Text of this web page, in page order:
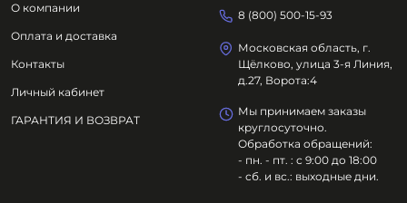
О компании
Оплата и доставка
Контакты
Личный кабинет
ГАРАНТИЯ И ВОЗВРАТ
8 (800) 500-15-93
Московская область, г.
Щёлково, улица 3-я Линия,
д.27, Ворота:4
Мы принимаем заказы
круглосуточно.
Обработка обращений:
- пн. - пт. : с 9:00 до 18:00
- сб. и вс.: выходные дни.